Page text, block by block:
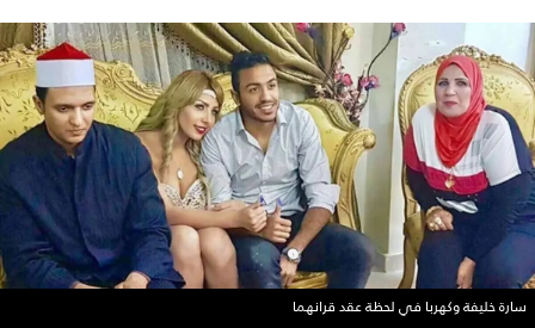
سارة خليفة وكهربا في لحظة عقد قرانهما